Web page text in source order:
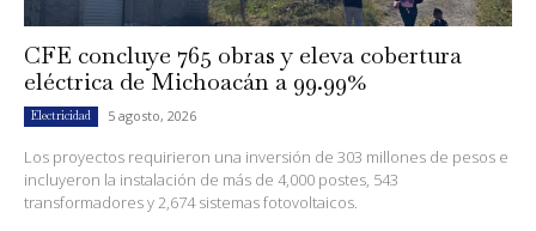
CFE concluye 765 obras y eleva cobertura
eléctrica de Michoacán a 99.99%
Electricidad 5 agosto, 2026
Los proyectos requirieron una inversión de 303 millones de pesos e
incluyeron la instalación de más de 4,000 postes, 543
transformadores y 2,674 sistemas fotovoltaicos.